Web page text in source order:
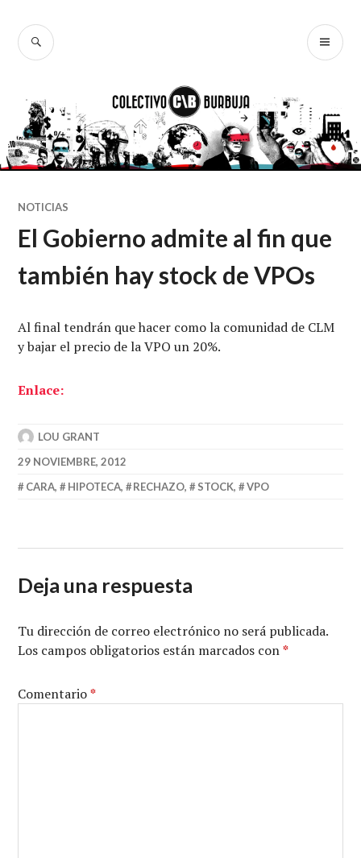
contenido
BUSCAR
NOTICIAS
El Gobierno admite al fin que
también hay stock de VPOs
Al final tendrán que hacer como la comunidad de CLM
y bajar el precio de la VPO un 20%.
Enlace:
LOU GRANT
29 NOVIEMBRE, 2012
CARA, HIPOTECA, RECHAZO, STOCK, VPO
Deja una respuesta
Tu dirección de correo electrónico no será publicada.
Los campos obligatorios están marcados con*
Comentario*